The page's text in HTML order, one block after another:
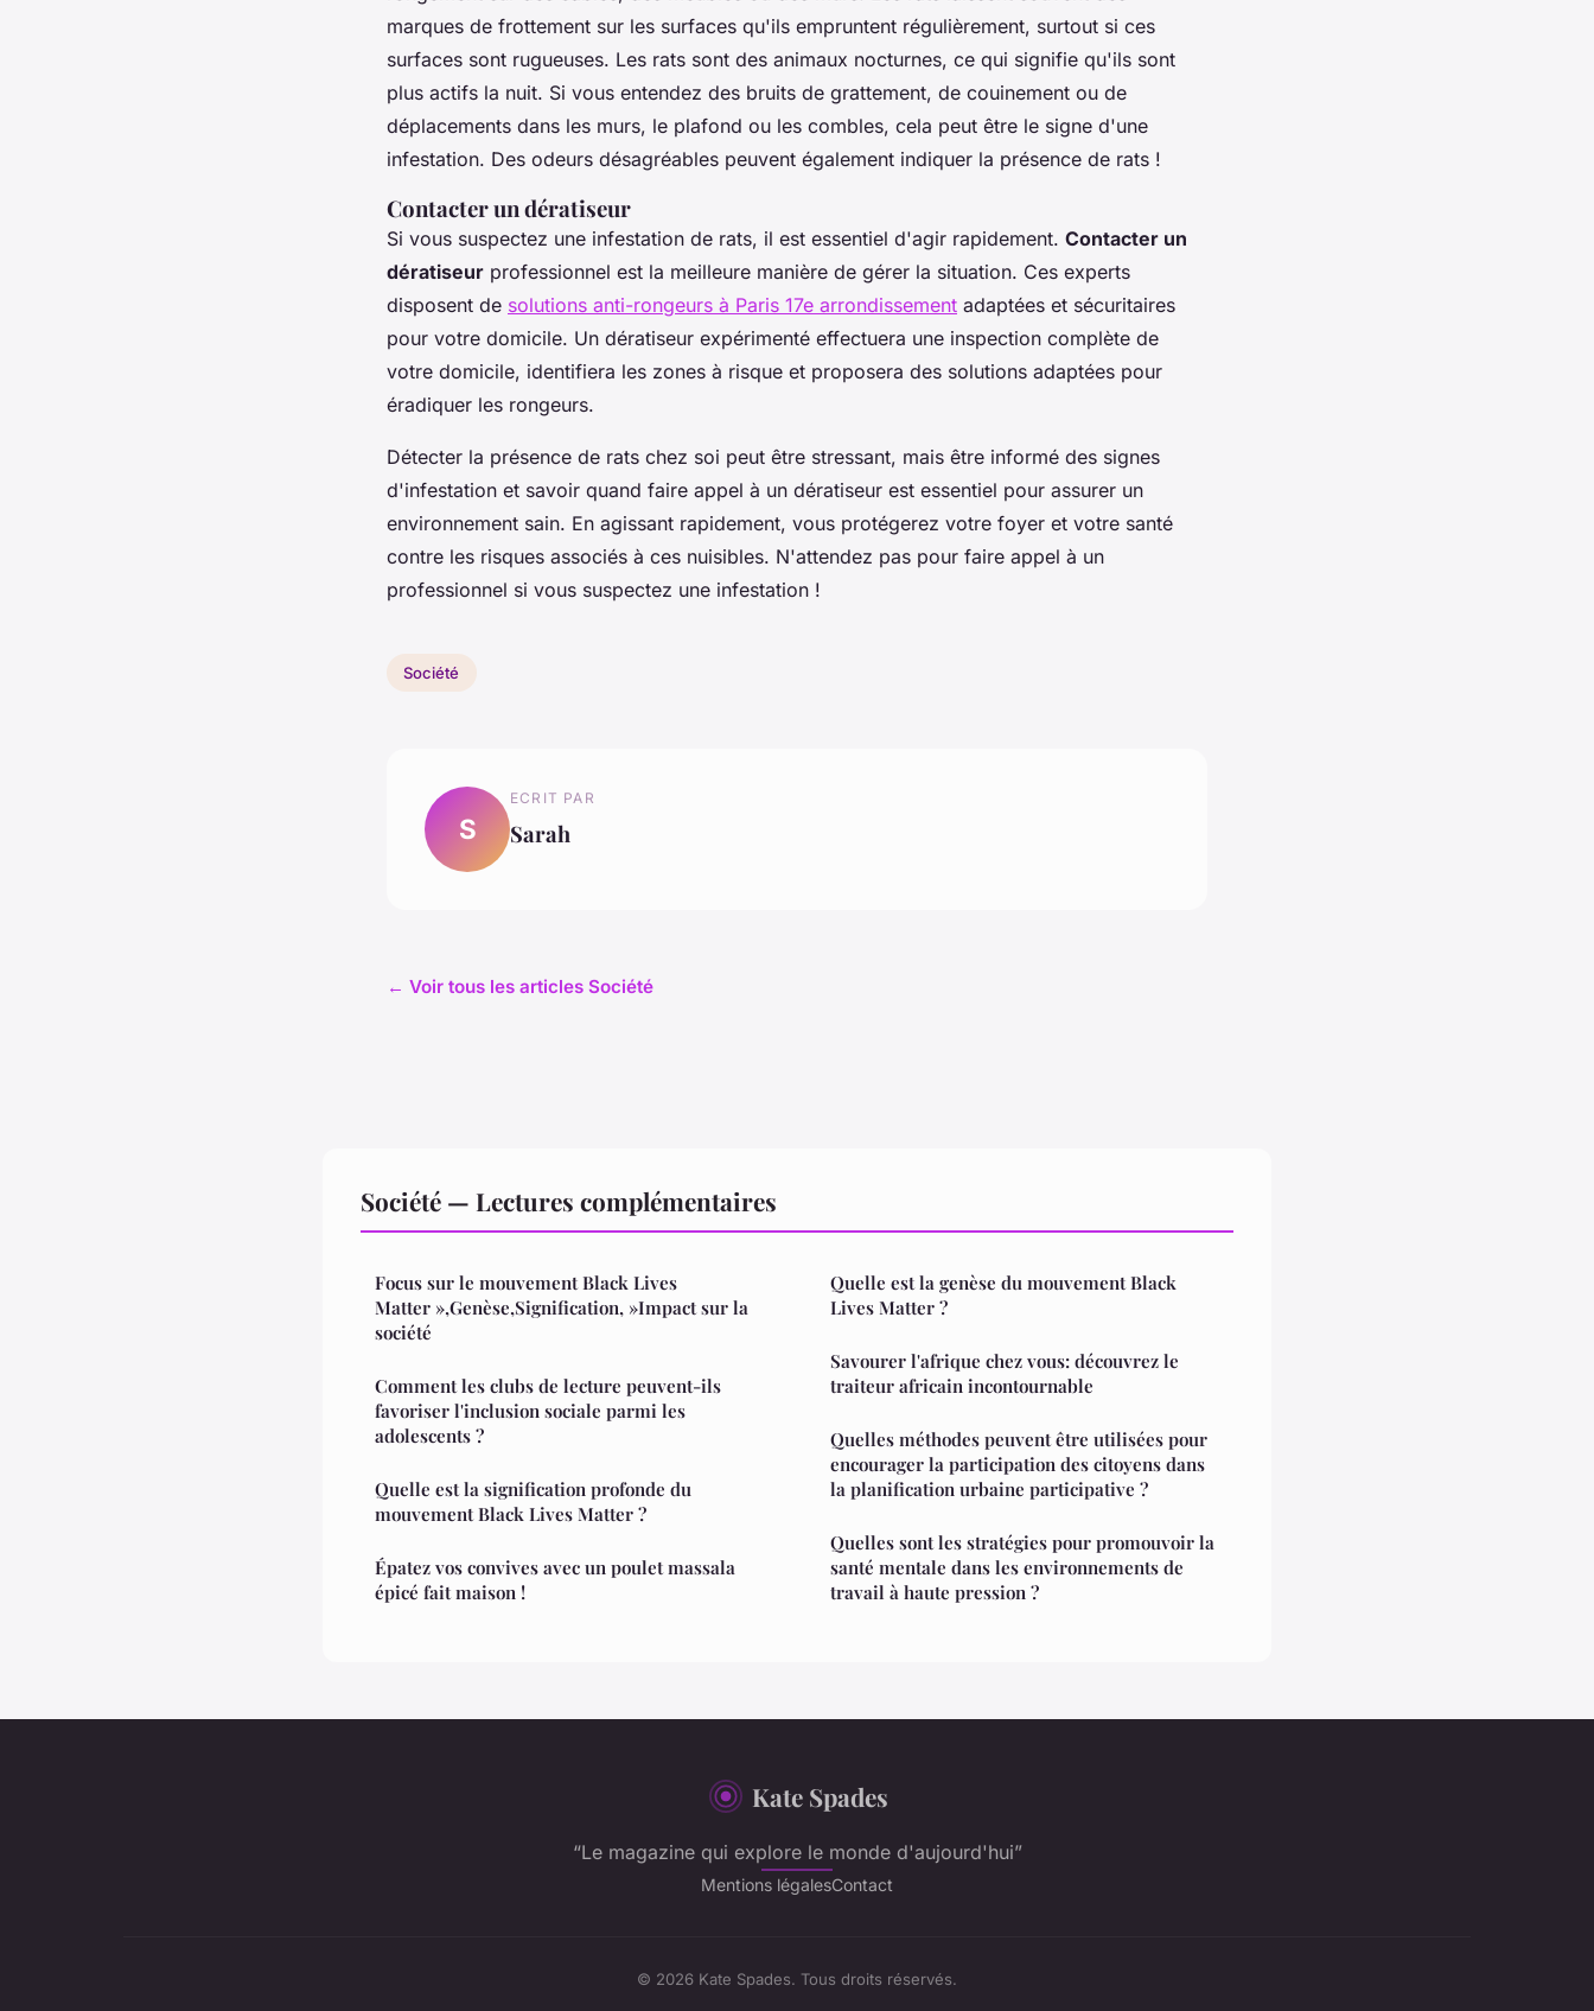
marques de frottement sur les surfaces qu'ils empruntent régulièrement, surtout si ces
surfaces sont rugueuses. Les rats sont des animaux nocturnes, ce qui signifie qu'ils sont
plus actifs la nuit. Si vous entendez des bruits de grattement, de couinement ou de
déplacements dans les murs, le plafond ou les combles, cela peut être le signe d'une
infestation. Des odeurs désagréables peuvent également indiquer la présence de rats !
Contacter un dératiseur
Si vous suspectez une infestation de rats, il est essentiel d'agir rapidement. Contacter un
dératiseur professionnel est la meilleure manière de gérer la situation. Ces experts
disposent de solutions anti-rongeurs à Paris 17e arrondissement adaptées et sécuritaires
pour votre domicile. Un dératiseur expérimenté effectuera une inspection complète de
votre domicile, identifiera les zones à risque et proposera des solutions adaptées pour
éradiquer les rongeurs.
Détecter la présence de rats chez soi peut être stressant, mais être informé des signes
d'infestation et savoir quand faire appel à un dératiseur est essentiel pour assurer un
environnement sain. En agissant rapidement, vous protégerez votre foyer et votre santé
contre les risques associés à ces nuisibles. N'attendez pas pour faire appel à un
professionnel si vous suspectez une infestation !
Société
S
ECRIT PAR
Sarah
← Voir tous les articles Société
Société — Lectures complémentaires
Focus sur le mouvement Black Lives
Matter »,Genèse,Signification, »Impact sur la
société
Comment les clubs de lecture peuvent-ils
favoriser l'inclusion sociale parmi les
adolescents ?
Quelle est la signification profonde du
mouvement Black Lives Matter ?
Épatez vos convives avec un poulet massala
épicé fait maison !
Quelle est la genèse du mouvement Black
Lives Matter ?
Savourer l'afrique chez vous: découvrez le
traiteur africain incontournable
Quelles méthodes peuvent être utilisées pour
encourager la participation des citoyens dans
la planification urbaine participative ?
Quelles sont les stratégies pour promouvoir la
santé mentale dans les environnements de
travail à haute pression ?
Kate Spades
“Le magazine qui explore le monde d'aujourd'hui”
Mentions légalesContact
© 2026 Kate Spades. Tous droits réservés.